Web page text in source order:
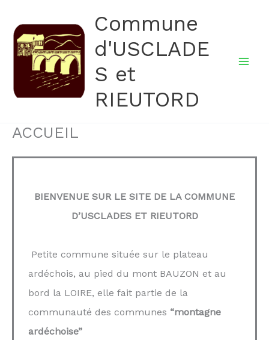
contenu
Commune
d'USCLADE
S et
RIEUTORD
ACCUEIL
BIENVENUE SUR LE SITE DE LA COMMUNE
D’USCLADES ET RIEUTORD
Petite commune située sur le plateau
ardéchois, au pied du mont BAUZON et au
bord la LOIRE, elle fait partie de la
communauté des communes “montagne
ardéchoise”